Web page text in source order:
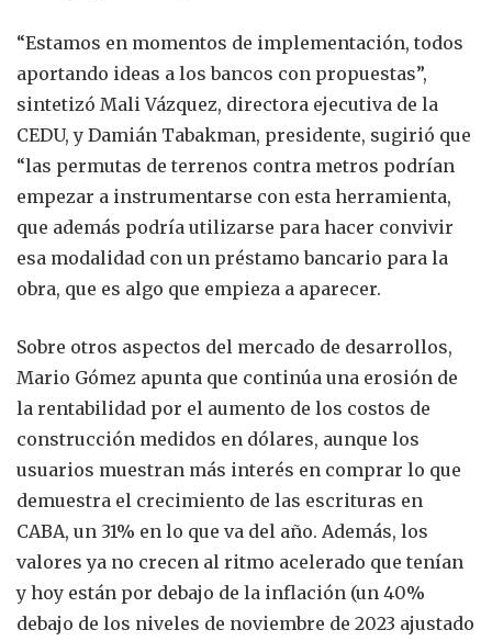
“Estamos en momentos de implementación, todos
aportando ideas a los bancos con propuestas”,
sintetizó Mali Vázquez, directora ejecutiva de la
CEDU, y Damián Tabakman, presidente, sugirió que
“las permutas de terrenos contra metros podrían
empezar a instrumentarse con esta herramienta,
que además podría utilizarse para hacer convivir
esa modalidad con un préstamo bancario para la
obra, que es algo que empieza a aparecer.
Sobre otros aspectos del mercado de desarrollos,
Mario Gómez apunta que continúa una erosión de
la rentabilidad por el aumento de los costos de
construcción medidos en dólares, aunque los
usuarios muestran más interés en comprar lo que
demuestra el crecimiento de las escrituras en
CABA, un 31% en lo que va del año. Además, los
valores ya no crecen al ritmo acelerado que tenían
y hoy están por debajo de la inflación (un 40%
debajo de los niveles de noviembre de 2023 ajustado